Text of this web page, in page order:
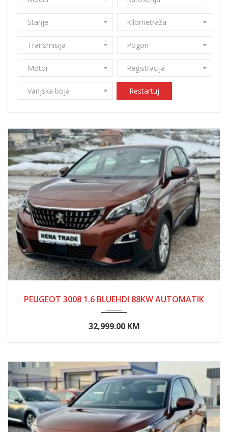
Stanje Kilometraža
Transmisija Pogon
Motor Registracija
Vanjska boja Restartuj
PEUGEOT 3008 1.6 BLUEHDI 88KW AUTOMATIK
32,999.00 KM